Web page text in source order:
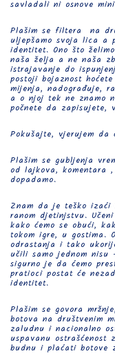
savladali ni osnove
Plašim se filtera na
uljepšamo svoja lica a
identitet. Ono što
naša želja a ne naša
istrajavanje do
postoji bojaznost
mijenja, nadograđuje,
a o njoj tek ne znamo
počnete da zapisujete,
Pokušajte, vjerujem
Plašim se gubljenja
od lajkova, komentara
dopadamo.
Znam da je teško
ranom djetinjstvu.
kako ćemo se obući,
tokom igre, u gostima.
odrastanja i tako
učili samo jednom
sigurno je da ćemo
pratioci postat će
identitet.
Plašim se govora
botova na društvenim
zaludnu i nacionalno
uspavanu
budnu i plaćati botove